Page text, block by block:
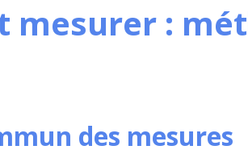
mesurer :
des mesures